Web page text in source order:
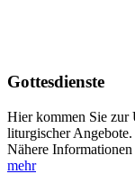
Gottesdienste
Hier kommen Sie zur
liturgischer Angebote.
Nähere
mehr